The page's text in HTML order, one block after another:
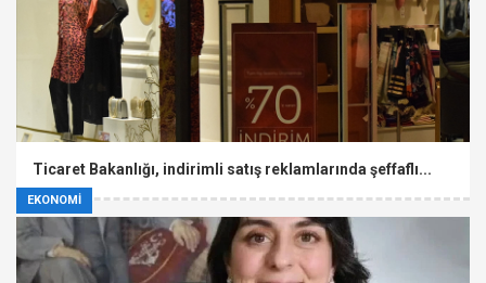
EKONOMİ
Ticaret Bakanlığı, indirimli satış reklamlarında şeffaflı...